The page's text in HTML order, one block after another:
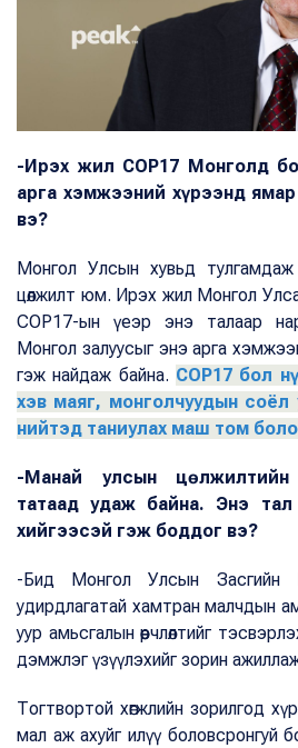
-Ирэх жил COP17 Монголд
арга хэмжээний хүрээнд
вэ?
Монгол Улсын хувьд
цөлжилт юм. Ирэх жил Монгол
COP17-ын үеэр энэ талаар
Монгол залуусыг энэ арга
гэж найдаж байна. COP17 бол
хэв маяг, монголчуудын
нийтэд таниулах маш том
-Манай улсын цөлжилтийн
татаад удаж байна. Энэ
хийгээсэй гэж боддог вэ?
-Бид Монгол Улсын Засгийн
удирдлагатай хамтран малчдын
уур амьсгалын өөрчлөлтийг
дэмжлэг үзүүлэхийг зорин
Тогтвортой хөгжлийн зорилгод
мал аж ахуйг илүү боловсронгуй